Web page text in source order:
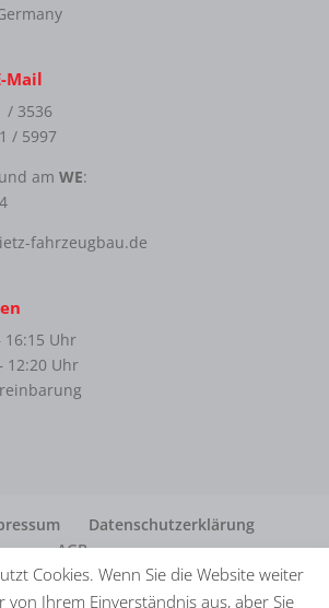
Mail
/ 3536
/ 5997
und am WE:
fahrzeugbau.de
16:15 Uhr
12:20 Uhr
Datenschutzerklärung
AGB
Cookies. Wenn Sie die Website weiter
von Ihrem Einverständnis aus, aber Sie